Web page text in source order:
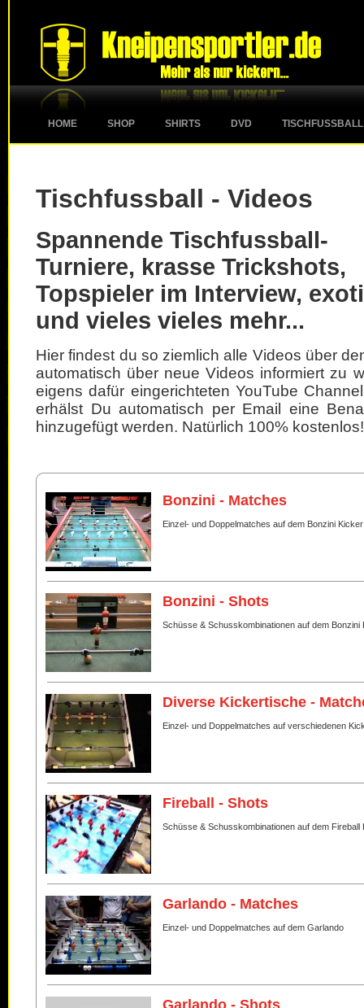
HOME SHOP SHIRTS DVD TISCHFUSSBALL
Tischfussball - Videos
Spannende Tischfussball-
Turniere, krasse Trickshots,
Topspieler im Interview,
und vieles vieles mehr...
Hier findest du so ziemlich alle Videos über
automatisch über neue Videos informiert zu
eigens dafür eingerichteten YouTube
erhälst Du automatisch per Email eine
hinzugefügt werden. Natürlich 100% kostenlos!
Bonzini - Matches
Einzel- und Doppelmatches auf dem Bonzini Kicker
Bonzini - Shots
Schüsse & Schusskombinationen auf dem Bonzini
Diverse Kickertische -
Einzel- und Doppelmatches auf verschiedenen
Fireball - Shots
Schüsse & Schusskombinationen auf dem Fireball
Garlando - Matches
Einzel- und Doppelmatches auf dem Garlando